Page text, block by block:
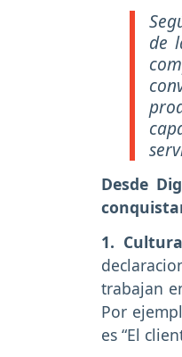
de
Desde
1.
trabajan
Por
es “El